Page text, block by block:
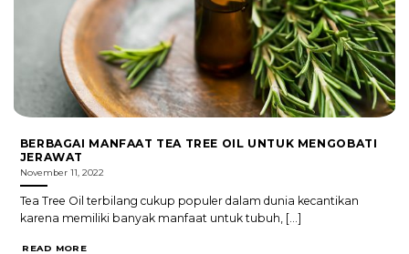
BERBAGAI MANFAAT TEA TREE OIL UNTUK MENGOBATI
JERAWAT
November 11, 2022
Tea Tree Oil terbilang cukup populer dalam dunia kecantikan
karena memiliki banyak manfaat untuk tubuh, [...]
READ MORE